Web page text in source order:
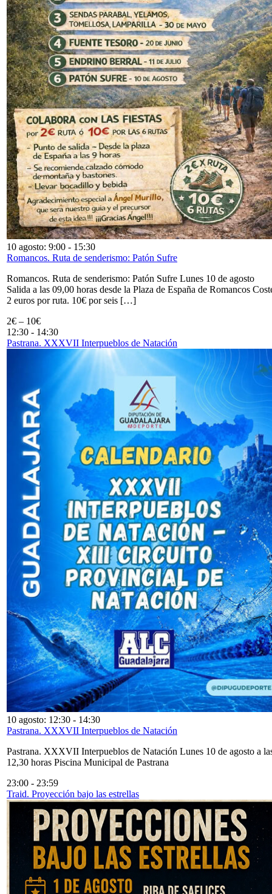
10 agosto: 9:00 - 15:30
Romancos. Ruta de senderismo: Patón Sufre
Romancos. Ruta de senderismo: Patón Sufre Lunes 10 de agosto
Salida a las 09,00 horas desde la Plaza de España de Romancos
2 euros por ruta. 10€ por seis […]
2€ – 10€
12:30 - 14:30
Pastrana. XXXVII Interpueblos de Natación
10 agosto: 12:30 - 14:30
Pastrana. XXXVII Interpueblos de Natación
Pastrana. XXXVII Interpueblos de Natación Lunes 10 de agosto a
12,30 horas Piscina Municipal de Pastrana
23:00 - 23:59
Traid. Proyección bajo las estrellas